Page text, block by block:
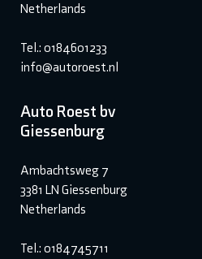
Netherlands
Tel.: 0184601233
info@autoroest.nl
Auto Roest bv
Giessenburg
Ambachtsweg 7
3381 LN Giessenburg
Netherlands
Tel.: 0184745711